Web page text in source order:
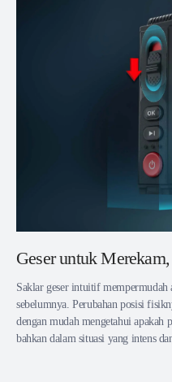
Geser untuk
Saklar geser intuitif
sebelumnya. Perubahan posisi
dengan mudah mengetahui apakah
bahkan dalam situasi yang intens